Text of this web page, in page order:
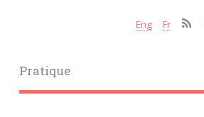
Pratique
Eng Fr